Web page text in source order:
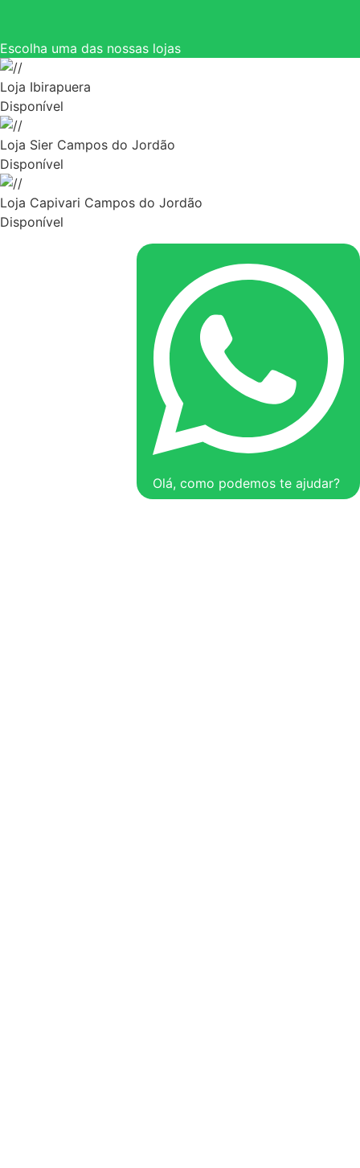
Escolha uma das nossas lojas
Loja Ibirapuera
Disponível
Loja Sier Campos do Jordão
Disponível
Loja Capivari Campos do Jordão
Disponível
Olá, como podemos te ajudar?